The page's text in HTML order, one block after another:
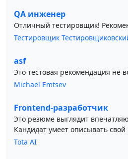
QA инженер
Отличный тестировщик!
Тестировщик
asf
Это тестовая рекомендация не
Michael Emtsev
Frontend-разработчик
Это резюме выглядит
Кандидат умеет описывать
Tota AI